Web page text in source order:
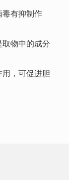
有抑制作
物中的成分
，可促进胆